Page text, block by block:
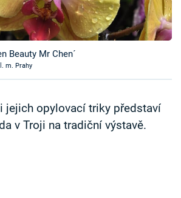
Beauty Mr Chen´
m. Prahy
jejich opylovací triky představí
v Troji na tradiční výstavě.